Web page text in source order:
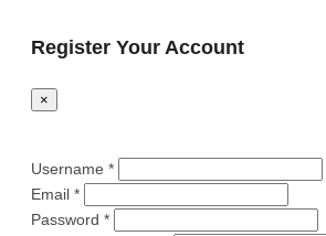
Register Your Account
×
Username *
Email *
Password *